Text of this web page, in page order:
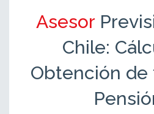
Asesor
Chile:
Obtención de